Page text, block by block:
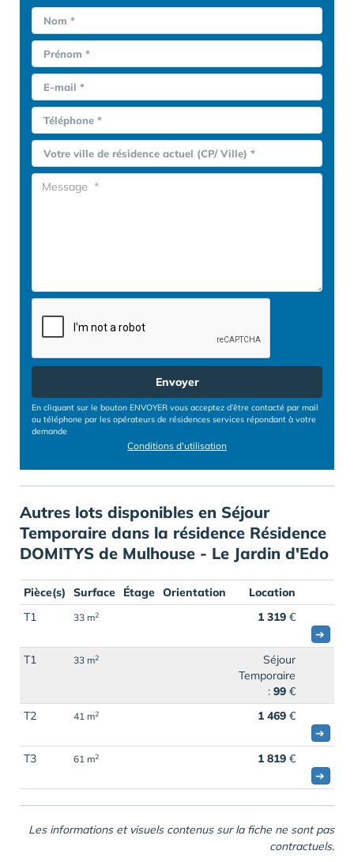
Nom *
Prénom *
E-mail *
Téléphone *
Votre ville de résidence actuel (CP/ Ville) *
Envoyer
En cliquant sur le bouton ENVOYER vous acceptez d’être contacté par mail
ou téléphone par les opérateurs de résidences services répondant à votre
demande
Conditions d'utilisation
Autres lots disponibles en Séjour
Temporaire dans la résidence Résidence
DOMITYS de Mulhouse - Le Jardin d'Edo
Pièce(s) Surface Étage Orientation
Location
T1
33 m2 1 319 €
➔
T1
33 m2
Séjour
Temporaire
: 99 €
T2
41 m2 1 469 €
➔
T3
61 m2 1 819 €
➔
Les informations et visuels contenus sur la fiche ne sont pas
contractuels.